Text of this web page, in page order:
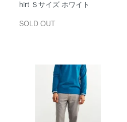
hirt Ｓサイズ ホワイト
SOLD OUT